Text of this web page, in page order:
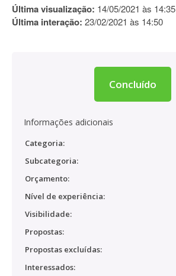
Última visualização: 14/05/2021 às 14:35
Última interação: 23/02/2021 às 14:50
Concluído
Informações adicionais
Categoria:
Subcategoria:
Orçamento:
Nível de experiência:
Visibilidade:
Propostas:
Propostas excluídas:
Interessados: